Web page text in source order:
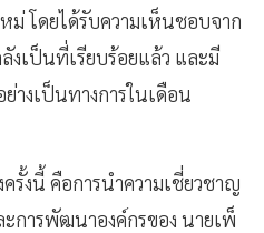
โดยได้รับความเห็นชอบจาก
งเป็นที่เรียบร้อยแล้ว และมี
างเป็นทางการในเดือน
รั้งนี้ คือการนำความเชี่ยวชาญ
การพัฒนาองค์กรของ นายเพ็